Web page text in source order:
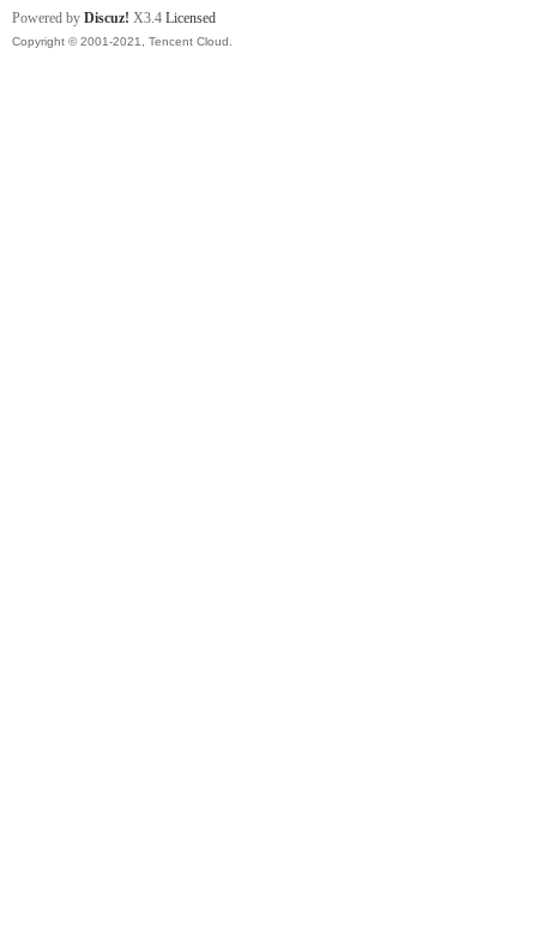
Powered by Discuz! X3.4 Licensed
Copyright © 2001-2021, Tencent Cloud.